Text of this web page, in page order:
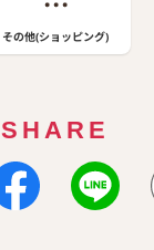
その他(ショッピング)
SHARE